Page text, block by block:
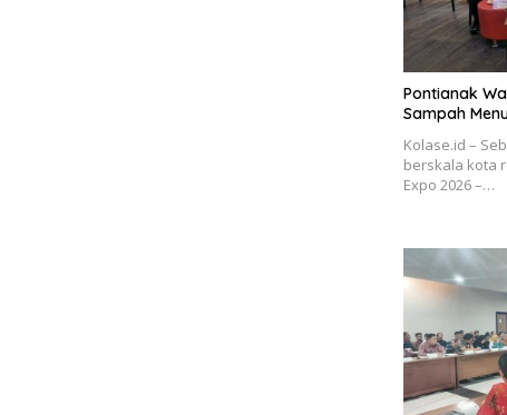
Pontianak
Sampah
Kolase.id –
berskala kota
Expo 2026 –…